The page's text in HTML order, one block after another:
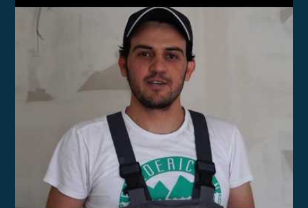
Das Video wird von YouTube eingebettet.
Datenschutzerklärungen